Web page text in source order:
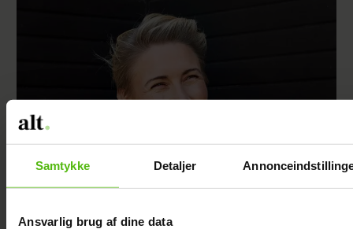
Samtykke Detaljer
Ansvarlig brug af dine data
Mette Helena Rasmussen har fået en hobby,